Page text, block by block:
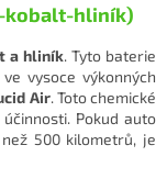
kobalt-hliník)
a hliník. Tyto baterie
vysoce výkonných
Air. Toto chemické
Pokud auto
500 kilometrů, je